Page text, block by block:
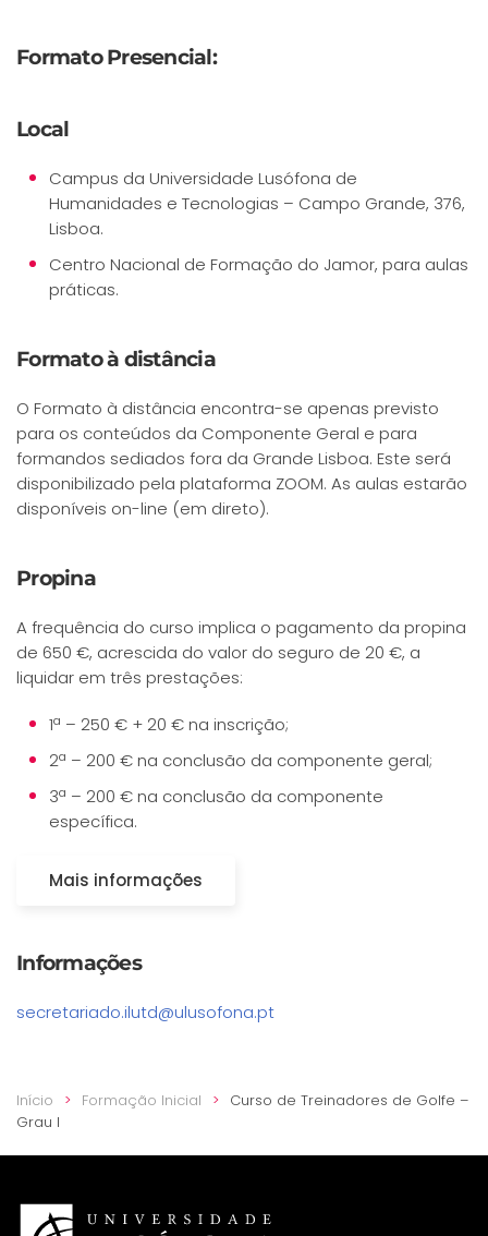
Formato Presencial:
Local
Campus da Universidade Lusófona de
Humanidades e Tecnologias – Campo Grande, 376,
Lisboa.
Centro Nacional de Formação do Jamor, para aulas
práticas.
Formato à distância
O Formato à distância encontra-se apenas previsto
para os conteúdos da Componente Geral e para
formandos sediados fora da Grande Lisboa. Este será
disponibilizado pela plataforma ZOOM. As aulas estarão
disponíveis on-line (em direto).
Propina
A frequência do curso implica o pagamento da propina
de 650 €, acrescida do valor do seguro de 20 €, a
liquidar em três prestações:
1ª – 250 € + 20 € na inscrição;
2ª – 200 € na conclusão da componente geral;
3ª – 200 € na conclusão da componente
específica.
Mais informações
Informações
secretariado.ilutd@ulusofona.pt
Início Formação Inicial
Curso de Treinadores de Golfe –
Grau I